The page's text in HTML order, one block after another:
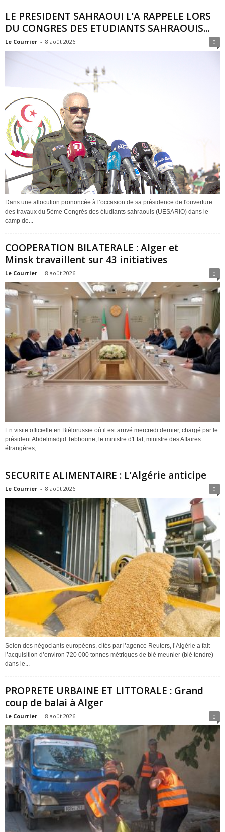
LE PRESIDENT SAHRAOUI L’A RAPPELE LORS
DU CONGRES DES ETUDIANTS SAHRAOUIS...
Le Courrier - 8 août 2026 0
Dans une allocution prononcée à l’occasion de sa présidence de l'ouverture
des travaux du 5ème Congrès des étudiants sahraouis (UESARIO) dans le
camp de...
COOPERATION BILATERALE : Alger et
Minsk travaillent sur 43 initiatives
Le Courrier - 8 août 2026 0
En visite officielle en Biélorussie où il est arrivé mercredi dernier, chargé par le
président Abdelmadjid Tebboune, le ministre d'Etat, ministre des Affaires
étrangères,...
SECURITE ALIMENTAIRE : L’Algérie anticipe
Le Courrier - 8 août 2026 0
Selon des négociants européens, cités par l’agence Reuters, l’Algérie a fait
l’acquisition d’environ 720 000 tonnes métriques de blé meunier (blé tendre)
dans le...
PROPRETE URBAINE ET LITTORALE : Grand
coup de balai à Alger
Le Courrier - 8 août 2026 0